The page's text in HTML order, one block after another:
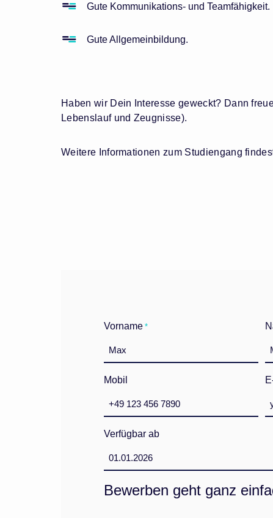
Gute Kommunikations- und Teamfähigkeit.
Gute Allgemeinbildung.
Haben wir Dein Interesse geweckt? Dann
Lebenslauf und Zeugnisse).
Weitere Informationen zum Studiengang
Vorname *
Mobil
Verfügbar ab
TT
MM
Bewerben geht ganz